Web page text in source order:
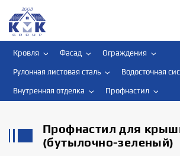
Кровля Фасад Ограждения
Рулонная листовая сталь Водосточная
Внутренняя отделка Профнастил
Профнастил для
(бутылочно-зеленый)